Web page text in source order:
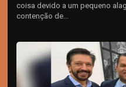
coisa devido a um pequeno
contenção de...